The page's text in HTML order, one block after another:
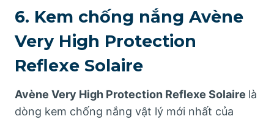
6. Kem chống nắng Avène
Very High Protection
Reflexe Solaire
Avène Very High Protection Reflexe Solaire là
dòng kem chống nắng vật lý mới nhất của